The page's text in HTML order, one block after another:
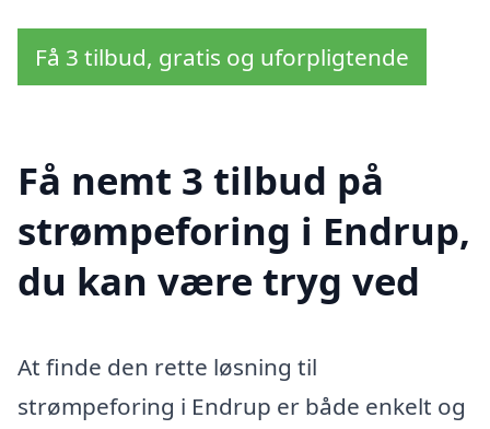
Få 3 tilbud, gratis og uforpligtende
Få nemt 3 tilbud på
strømpeforing i Endrup,
du kan være tryg ved
At finde den rette løsning til
strømpeforing i Endrup er både enkelt og